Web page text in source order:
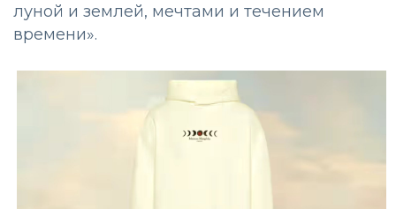
луной и землей, мечтами и течением
времени».